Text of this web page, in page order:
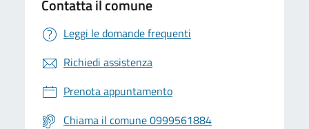
Contatta il comune
Leggi le domande frequenti
Richiedi assistenza
Prenota appuntamento
Chiama il comune 0999561884